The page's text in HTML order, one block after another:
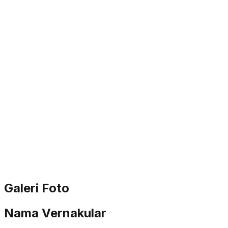
Galeri Foto
Nama Vernakular